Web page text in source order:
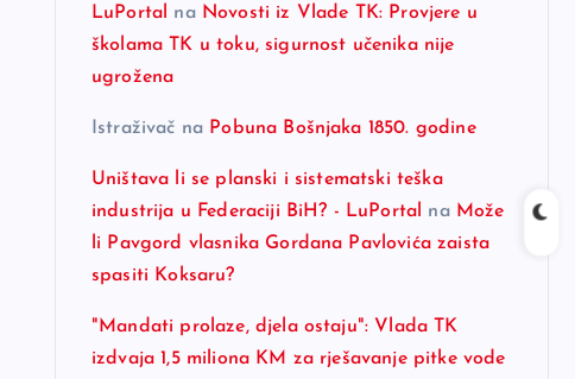
LuPortal
na Novosti iz Vlade TK: Provjere u
školama TK u toku, sigurnost učenika nije
ugrožena
Istraživač na Pobuna Bošnjaka 1850. godine
Uništava li se planski i sistematski teška
industrija u Federaciji BiH? - LuPortal
na Može
li Pavgord vlasnika Gordana Pavlovića zaista
spasiti Koksaru?
"Mandati prolaze, djela ostaju": Vlada TK
izdvaja 1,5 miliona KM za rješavanje pitke vode